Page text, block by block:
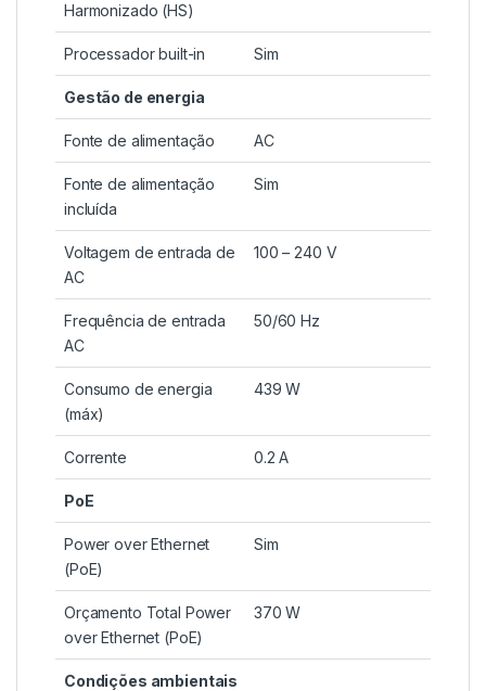
Harmonizado (HS)
Processador built-in Sim
Gestão de energia
Fonte de alimentação AC
Fonte de alimentação
incluída
Sim
Voltagem de entrada de
AC
100 – 240 V
Frequência de entrada
AC
50/60 Hz
Consumo de energia
(máx)
439 W
Corrente 0.2 A
PoE
Power over Ethernet
(PoE)
Sim
Orçamento Total Power
over Ethernet (PoE)
370 W
Condições ambientais